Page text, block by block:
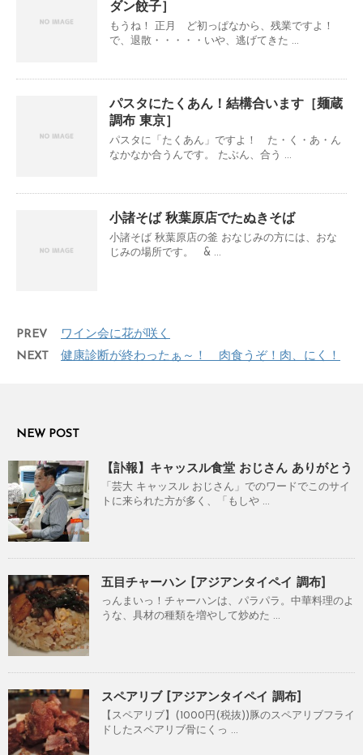
ダン餃子］
もうね！ 正月 ど初っぱなから、残業ですよ！
で、退散・・・・・いや、逃げてきた ...
パスタにたくあん！結構合います［麺蔵
調布 東京］
パスタに「たくあん」ですよ！ た・く・あ・ん
なかなか合うんです。 たぶん、合う ...
小諸そば 秋葉原店でたぬきそば
小諸そば 秋葉原店の釜 おなじみの方には、おな
じみの場所です。 & ...
PREV
ワイン会に花が咲く
NEXT
健康診断が終わったぁ～！ 肉食うぞ！肉、にく！
NEW POST
【訃報】キャッスル食堂 おじさん ありがとう
「芸大 キャッスル おじさん」でのワードでこのサイ
トに来られた方が多く、「もしや ...
五目チャーハン [アジアンタイペイ 調布]
っんまいっ！チャーハンは、パラパラ。中華料理のよ
うな、具材の種類を増やして炒めた ...
スペアリブ [アジアンタイペイ 調布]
【スペアリブ】(1000円(税抜))豚のスペアリブフライ
ドしたスペアリブ骨にくっ ...